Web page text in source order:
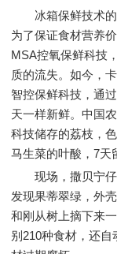
冰箱保鲜技术的
为了保证食材营养
MSA控氧保鲜科技
质的流失。如今，
智控保鲜科技，通
天一样新鲜。中国
科技储存的荔枝，
马生菜的叶酸，7天
现场，撒贝宁仔
发现果蒂翠绿，外
和刚从树上摘下来
别210种食材，还